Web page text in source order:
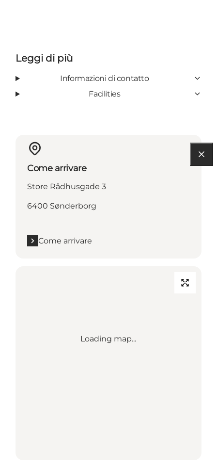
Leggi di più
Informazioni di contatto
Facilities
Come arrivare
Store Rådhusgade 3
6400 Sønderborg
Come arrivare
Loading map...